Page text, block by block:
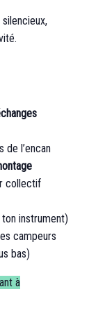
l’encan
collectif
instrument)
campeurs
bas)
à